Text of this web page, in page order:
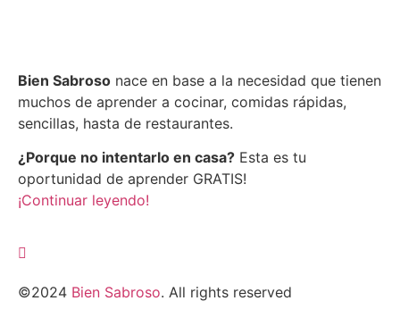
Bien Sabroso nace en base a la necesidad que tienen
muchos de aprender a cocinar, comidas rápidas,
sencillas, hasta de restaurantes.
¿Porque no intentarlo en casa? Esta es tu
oportunidad de aprender GRATIS!
¡Continuar leyendo!
©2024 Bien Sabroso. All rights reserved